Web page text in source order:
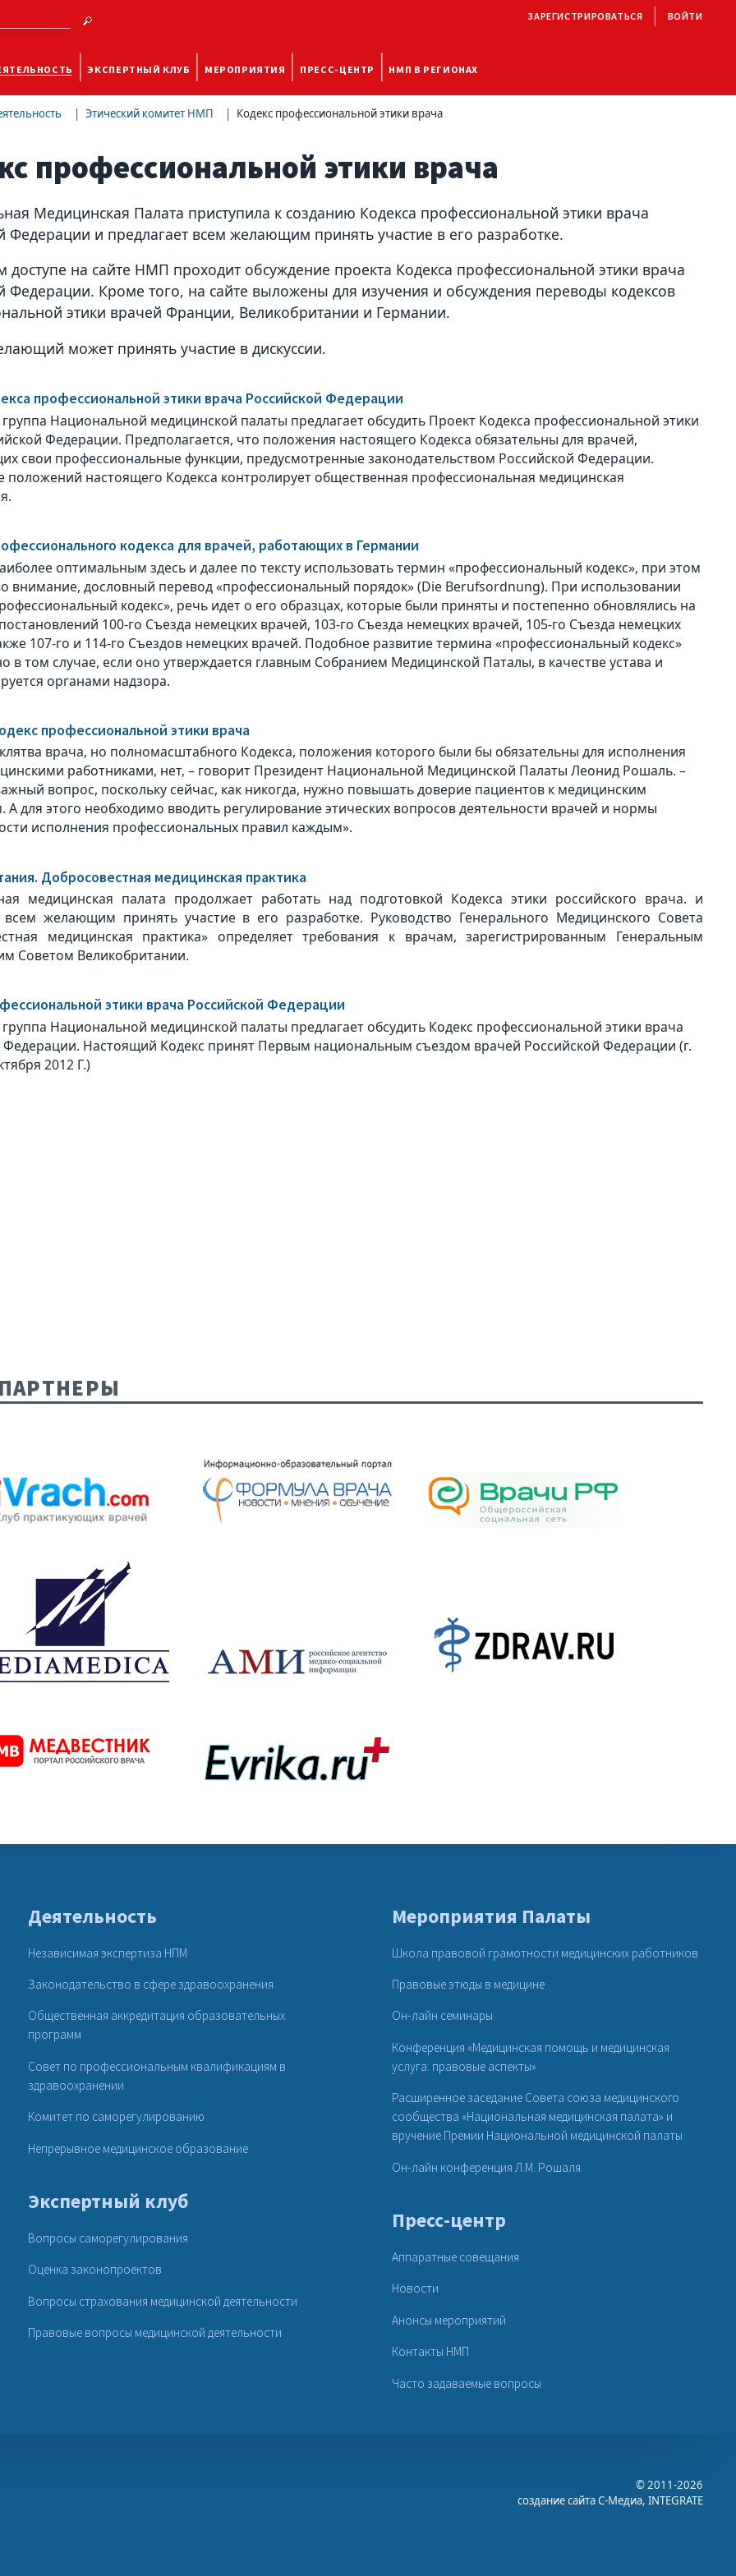
ЗАРЕГИСТРИРОВАТЬСЯ ВОЙТИ
ЭКСПЕРТНЫЙ КЛУБ МЕРОПРИЯТИЯ ПРЕСС-ЦЕНТР НМП В РЕГИОНАХ
Этический комитет НМП Кодекс профессиональной этики врача
профессиональной этики врача
Медицинская Палата приступила к созданию Кодекса профессиональной этики врача
Федерации и предлагает всем желающим принять участие в его разработке.
доступе на сайте НМП проходит обсуждение проекта Кодекса профессиональной этики врача
Федерации. Кроме того, на сайте выложены для изучения и обсуждения переводы кодексов
этики врачей Франции, Великобритании и Германии.
может принять участие в дискуссии.
профессиональной этики врача Российской Федерации
Национальной медицинской палаты предлагает обсудить Проект Кодекса профессиональной этики
Федерации. Предполагается, что положения настоящего Кодекса обязательны для врачей,
свои профессиональные функции, предусмотренные законодательством Российской Федерации.
положений настоящего Кодекса контролирует общественная профессиональная медицинская
кодекса для врачей, работающих в Германии
оптимальным здесь и далее по тексту использовать термин «профессиональный кодекс», при этом
внимание, дословный перевод «профессиональный порядок» (Die Berufsordnung). При использовании
кодекс», речь идет о его образцах, которые были приняты и постепенно обновлялись на
100-го Съезда немецких врачей, 103-го Съезда немецких врачей, 105-го Съезда немецких
107-го и 114-го Съездов немецких врачей. Подобное развитие термина «профессиональный кодекс»
в том случае, если оно утверждается главным Собранием Медицинской Паталы, в качестве устава и
органами надзора.
профессиональной этики врача
врача, но полномасштабного Кодекса, положения которого были бы обязательны для исполнения
работниками, нет, – говорит Президент Национальной Медицинской Палаты Леонид Рошаль. –
вопрос, поскольку сейчас, как никогда, нужно повышать доверие пациентов к медицинским
А для этого необходимо вводить регулирование этических вопросов деятельности врачей и нормы
исполнения профессиональных правил каждым».
Добросовестная медицинская практика
медицинская палата продолжает работать над подготовкой Кодекса этики российского врача. и
всем желающим принять участие в его разработке. Руководство Генерального Медицинского Совета
медицинская практика» определяет требования к врачам, зарегистрированным Генеральным
Советом Великобритании.
этики врача Российской Федерации
Национальной медицинской палаты предлагает обсудить Кодекс профессиональной этики врача
Федерации. Настоящий Кодекс принят Первым национальным съездом врачей Российской Федерации (г.
2012 Г.)
Деятельность
Независимая экспертиза НПМ
Законодательство в сфере здравоохранения
Общественная аккредитация образовательных
программ
Совет по профессиональным квалификациям в
здравоохранении
Комитет по саморегулированию
Непрерывное медицинское образование
Экспертный клуб
Вопросы саморегулирования
Оценка законопроектов
Вопросы страхования медицинской деятельности
Правовые вопросы медицинской деятельности
Мероприятия Палаты
Школа правовой грамотности медицинских работников
Правовые этюды в медицине
Он-лайн семинары
Конференция «Медицинская помощь и медицинская
услуга: правовые аспекты»
Расширенное заседание Совета союза медицинского
сообщества «Национальная медицинская палата» и
вручение Премии Национальной медицинской палаты
Он-лайн конференция Л.М. Рошаля
Пресс-центр
Аппаратные совещания
Новости
Анонсы мероприятий
Контакты НМП
Часто задаваемые вопросы
© 2011-2026
создание сайтаС-Медиа, INTEGRATE